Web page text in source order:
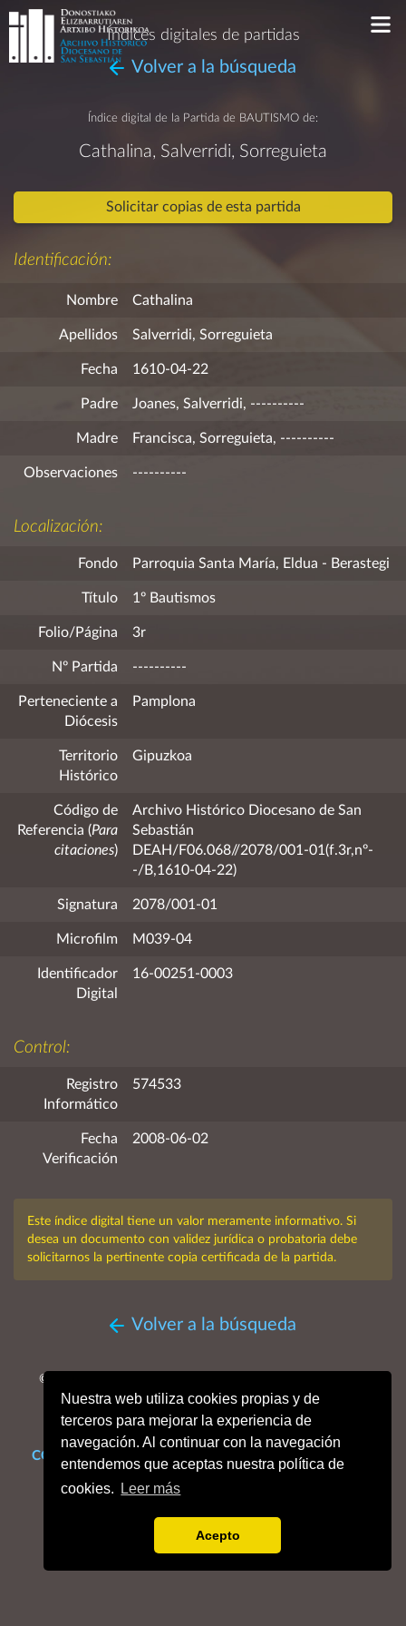
Nuestra web utiliza cookies propias y de
terceros para mejorar la experiencia de
navegación. Al continuar con la navegación
entendemos que aceptas nuestra política de
cookies.
Leer más
Acepto
Índices digitales de partidas
Volver a la búsqueda
Índice digital de la Partida de BAUTISMO de:
Cathalina, Salverridi, Sorreguieta
Solicitar copias de esta partida
Identificación:
Nombre Cathalina
Apellidos Salverridi, Sorreguieta
Fecha 1610-04-22
Padre Joanes, Salverridi, ----------
Madre Francisca, Sorreguieta, ----------
Observaciones ----------
Localización:
Fondo Parroquia Santa María, Eldua - Berastegi
Título 1º Bautismos
Folio/Página 3r
Nº Partida ----------
Perteneciente a
Diócesis
Pamplona
Territorio
Histórico
Gipuzkoa
Código de
Referencia (Para
citaciones)
Archivo Histórico Diocesano de San
Sebastián
DEAH/F06.068//2078/001-01(f.3r,nº-
-/B,1610-04-22)
Signatura 2078/001-01
Microfilm M039-04
Identificador
Digital
16-00251-0003
Control:
Registro
Informático
574533
Fecha
Verificación
2008-06-02
Este índice digital tiene un valor meramente informativo. Si
desea un documento con validez jurídica o probatoria debe
solicitarnos la pertinente copia certificada de la partida.
Volver a la búsqueda
© MMXXVI. Obispado de San Sebastián, Archivo Histórico
Diocesano.
Todos los derechos reservados.
CONTACTO Enlaces de interés
Dónde estamos
Aviso legal
Política de cookies